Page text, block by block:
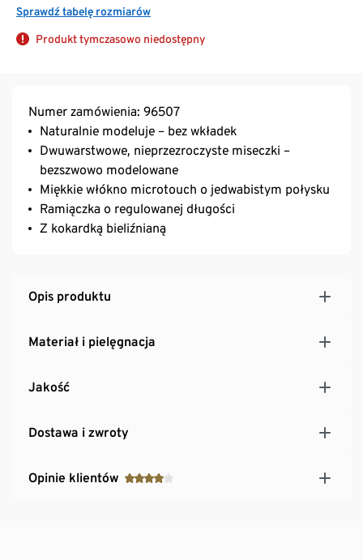
Sprawdź tabelę rozmiarów
Produkt tymczasowo niedostępny
Numer zamówienia: 96507
Naturalnie modeluje – bez wkładek
Dwuwarstwowe, nieprzezroczyste miseczki –
bezszwowo modelowane
Miękkie włókno microtouch o jedwabistym połysku
Ramiączka o regulowanej długości
Z kokardką bieliźnianą
Opis produktu
Materiał i pielęgnacja
Jakość
Dostawa i zwroty
Opinie klientów